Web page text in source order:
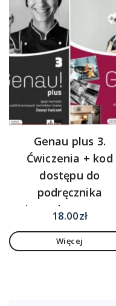
Genau plus 3.
Ćwiczenia + kod
dostępu do
podręcznika
interaktywnego.
ponadpodstawowa.
18.00zł
Więcej